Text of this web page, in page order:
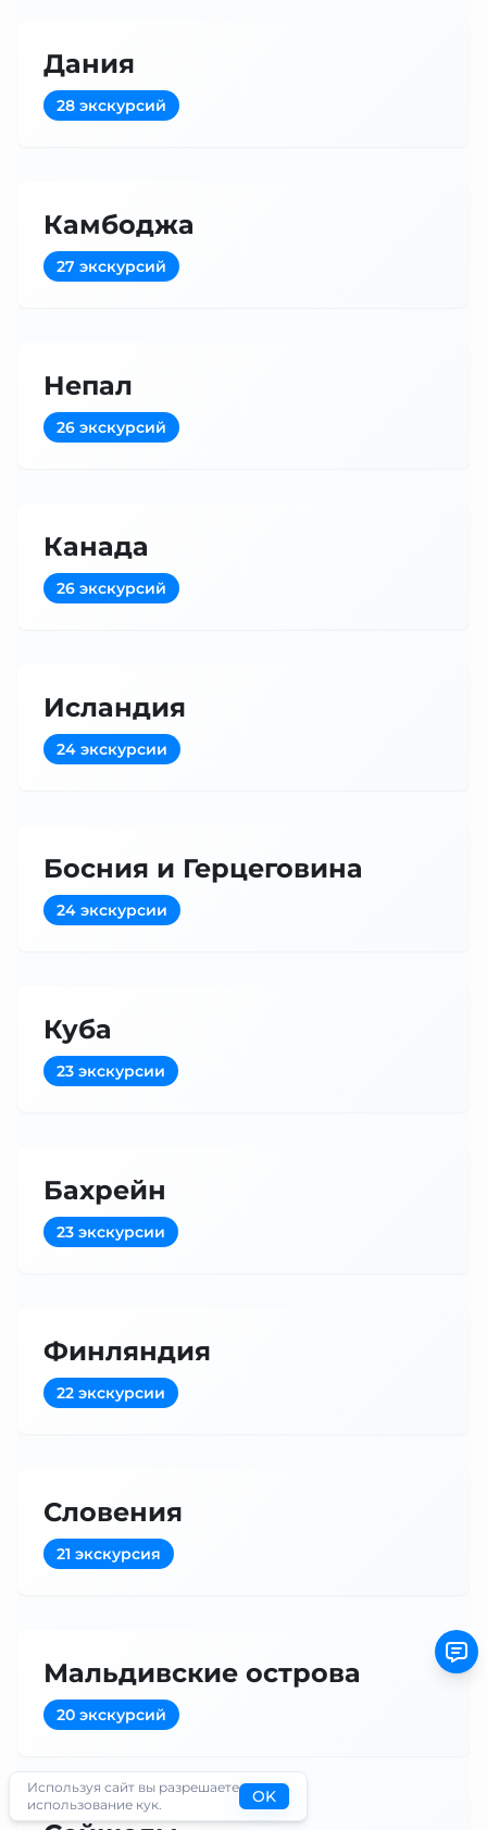
Дания
28 экскурсий
Камбоджа
27 экскурсий
Непал
26 экскурсий
Канада
26 экскурсий
Исландия
24 экскурсии
Босния и Герцеговина
24 экскурсии
Куба
23 экскурсии
Бахрейн
23 экскурсии
Финляндия
22 экскурсии
Словения
21 экскурсия
Мальдивские острова
20 экскурсий
Используя сайт вы разрешаете
использование кук.
OK